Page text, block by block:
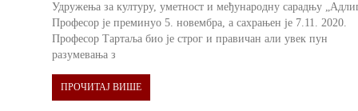
Удружења за културу, уметност и међународну сарадњу
Професор је преминуо 5. новембра, а сахрањен је 7.11. 2020.
Професор Тартаља био је строг и правичан али увек пун
разумевања з
ПРОЧИТАЈ ВИШЕ